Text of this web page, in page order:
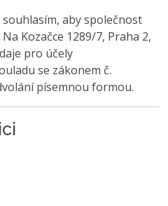
aby společnost
Na Kozačce 1289/7, Praha 2,
pro účely
se zákonem č.
písemnou formou.